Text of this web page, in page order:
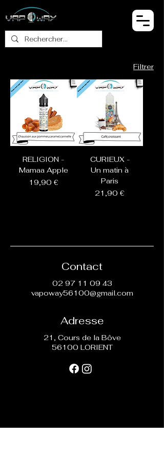
Filtrer
RELIGION -
Mamaa Apple
Prix
19,90 €
CURIEUX -
Un matin à
Paris
Prix
21,90 €
Contact
02 97 11 09 43
vapoway56100@gmail.com
Adresse
21, Cours de la Bôve
56100 LORIENT